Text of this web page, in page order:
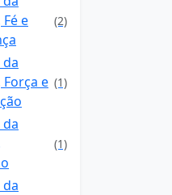
e
(2)
e (1)
(1)